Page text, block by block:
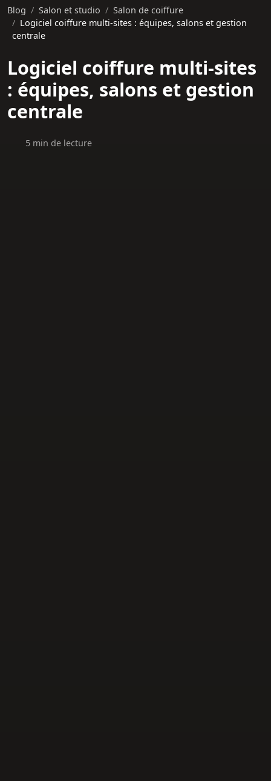
Blog Salon et studio
Salon de coiffure
Logiciel coiffure multi-sites : équipes, salons et gestion
centrale
Logiciel coiffure multi-sites
: équipes, salons et gestion
centrale
5 min de lecture